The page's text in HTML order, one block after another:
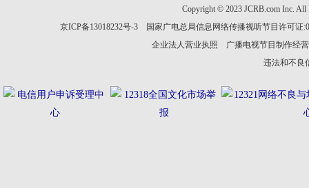
Copyright © 2023 JCRB.com Inc.
京ICP备13018232号-3 国家广电总局信息网络传播视听节目许可
企业法人营业执照 广播电视节目制作经
违法和不良